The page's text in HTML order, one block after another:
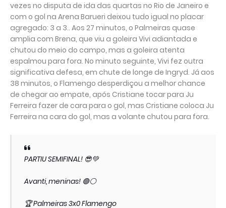
vezes no disputa de ida das quartas no Rio de Janeiro e
com o gol na Arena Barueri deixou tudo igual no placar
agregado: 3 a 3.. Aos 27 minutos, o Palmeiras quase
amplia com Brena, que viu a goleira Vivi adiantada e
chutou do meio do campo, mas a goleira atenta
espalmou para fora. No minuto seguinte, Vivi fez outra
significativa defesa, em chute de longe de Ingryd. Já aos
38 minutos, o Flamengo desperdiçou a melhor chance
de chegar ao empate, após Cristiane tocar para Ju
Ferreira fazer de cara para o gol, mas Cristiane coloca Ju
Ferreira na cara do gol, mas a volante chutou para fora.
PARTIU SEMIFINAL! 😎💚
Avanti, meninas! 🟢⚪
🏆 Palmeiras 3x0 Flamengo